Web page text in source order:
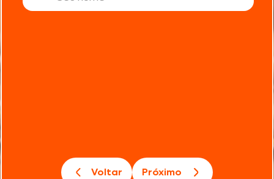
Voltar Próximo